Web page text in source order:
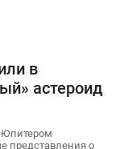
в
астероид
Юпитером
представления о